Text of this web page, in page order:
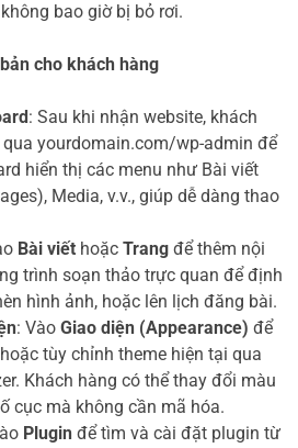
bao giờ bị bỏ rơi.
cho khách hàng
: Sau khi nhận website, khách
yourdomain.com/wp-admin để
hiển thị các menu như Bài viết
Media, v.v., giúp dễ dàng thao
Bài viết hoặc Trang để thêm nội
trình soạn thảo trực quan để định
hình ảnh, hoặc lên lịch đăng bài.
: Vào Giao diện (Appearance) để
tùy chỉnh theme hiện tại qua
Khách hàng có thể thay đổi màu
cục mà không cần mã hóa.
Plugin để tìm và cài đặt plugin từ